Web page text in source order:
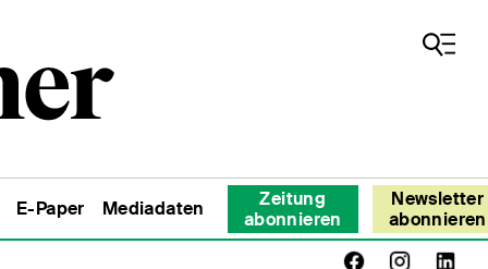
E-Paper Mediadaten
Zeitung
abonnieren
Newsletter
abonnieren